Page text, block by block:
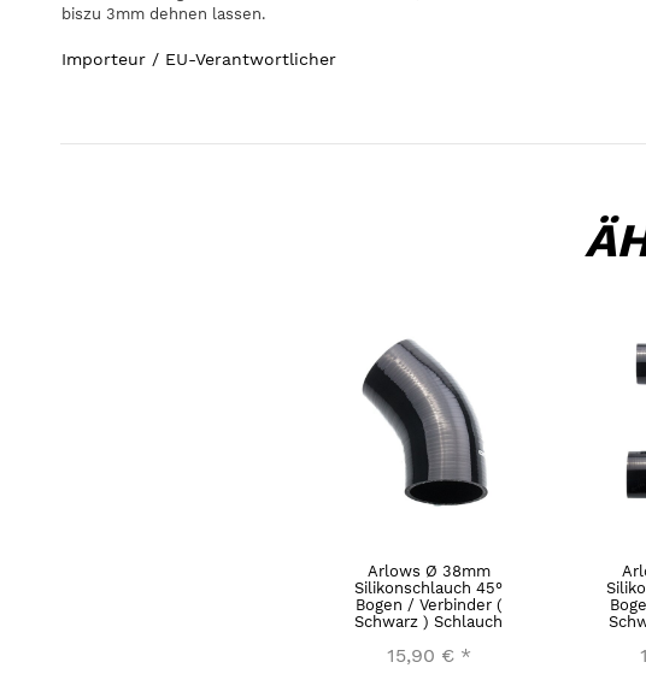
biszu 3mm dehnen lassen.
Importeur / EU-Verantwortlicher
Arlows Ø 38mm
Silikonschlauch 45°
Bogen / Verbinder (
Schwarz ) Schlauch
15,90 € *